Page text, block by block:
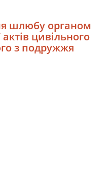
шлюбу органом
цивільного
з подружжя